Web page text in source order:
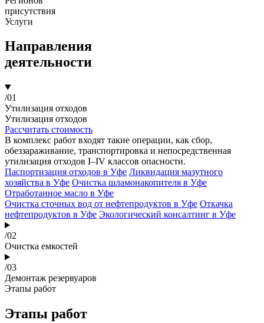
присутствия
Услуги
Направления
деятельности
/01
Утилизация отходов
Утилизация отходов
Рассчитать стоимость
В комплекс работ входят такие операции, как сбор,
обеззараживание, транспортировка и непосредственная
утилизация отходов I–IV классов опасности.
Паспортизация отходов в Уфе Ликвидация мазутного
хозяйства в Уфе Очистка шламонакопителя в Уфе
Отработанное масло в Уфе
Очистка сточных вод от нефтепродуктов в Уфе Откачка
нефтепродуктов в Уфе Экологический консалтинг в Уфе
/02
Очистка емкостей
/03
Демонтаж резервуаров
Этапы работ
Этапы работ